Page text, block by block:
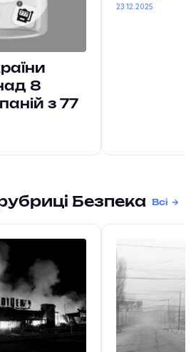
8
з 77
23.12.2025
Безпека Всі